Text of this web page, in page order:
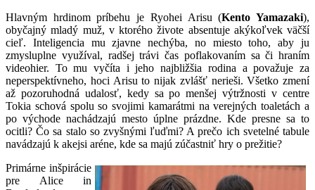
Hlavným hrdinom príbehu je Ryohei Arisu (Kento Yamazaki),
obyčajný mladý muž, v ktorého živote absentuje akýkoľvek väčší
cieľ. Inteligencia mu zjavne nechýba, no miesto toho, aby ju
zmysluplne využíval, radšej trávi čas poflakovaním sa či hraním
videohier. To mu vyčíta i jeho najbližšia rodina a považuje za
neperspektívneho, hoci Arisu to nijak zvlášť nerieši. Všetko zmení
až pozoruhodná udalosť, kedy sa po menšej výtržnosti v centre
Tokia schová spolu so svojimi kamarátmi na verejných toaletách a
po východe nachádzajú mesto úplne prázdne. Kde presne sa to
ocitli? Čo sa stalo so zvyšnými ľuďmi? A prečo ich svetelné tabule
navádzajú k akejsi aréne, kde sa majú zúčastniť hry o prežitie?
Primárne inšpirácie
pre Alice in